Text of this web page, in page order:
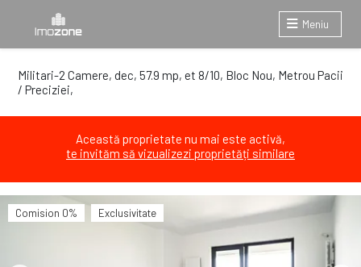
Meniu
Militari-2 Camere, dec, 57.9 mp, et 8/10, Bloc Nou, Metrou Pacii
/ Preciziei,
Această proprietate nu mai este activă,
te invităm să vizualizezi proprietăți similare
Comision 0% Exclusivitate